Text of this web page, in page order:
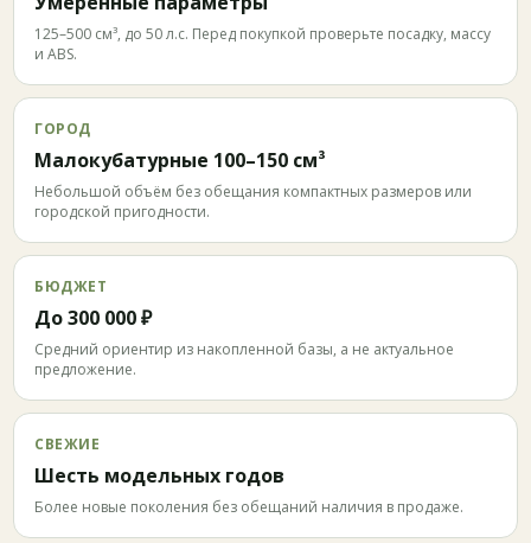
125–500 см³, до 50 л.с. Перед покупкой проверьте посадку, массу
и ABS.
ГОРОД
Малокубатурные 100–150 см³
Небольшой объём без обещания компактных размеров или
городской пригодности.
БЮДЖЕТ
До 300 000 ₽
Средний ориентир из накопленной базы, а не актуальное
предложение.
СВЕЖИЕ
Шесть модельных годов
Более новые поколения без обещаний наличия в продаже.